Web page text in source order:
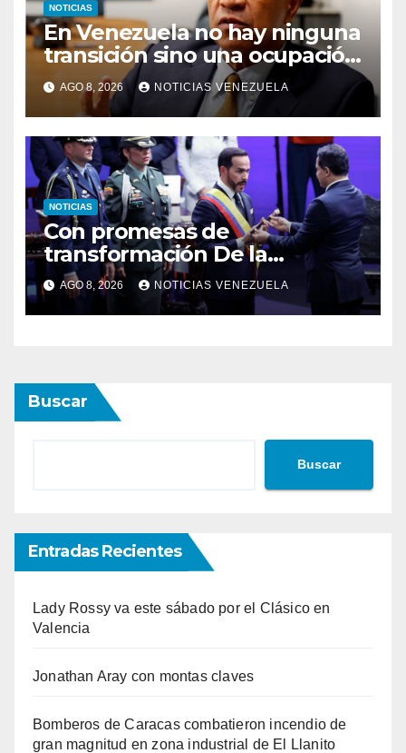
NOTICIAS
En Venezuela no hay ninguna
transición sino una ocupación
a la fuerza
AGO 8, 2026 NOTICIAS VENEZUELA
NOTICIAS
Con promesas de
transformación De la
Espriella jura como
presidente de Colombia
AGO 8, 2026 NOTICIAS VENEZUELA
Buscar
Buscar
Entradas Recientes
Lady Rossy va este sábado por el Clásico en
Valencia
Jonathan Aray con montas claves
Bomberos de Caracas combatieron incendio de
gran magnitud en zona industrial de El Llanito